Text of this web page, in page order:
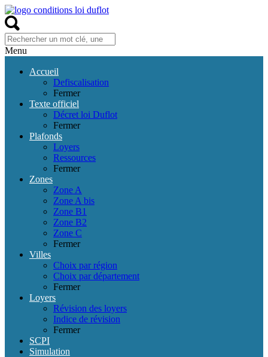
Menu
Accueil
Defiscalisation
Fermer
Texte officiel
Décret loi Duflot
Fermer
Plafonds
Loyers
Ressources
Fermer
Zones
Zone A
Zone A bis
Zone B1
Zone B2
Zone C
Fermer
Villes
Choix par région
Choix par département
Fermer
Loyers
Révision des loyers
Indice de révision
Fermer
SCPI
Simulation